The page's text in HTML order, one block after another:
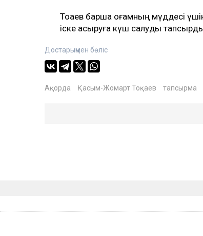
Тоқаев барша қоғамның мүддесі
іске асыруға күш салуды
Достарыңмен бөліс
Ақорда Қасым-Жомарт Тоқаев тапсырма